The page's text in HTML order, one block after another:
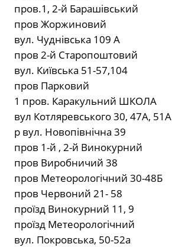
пров.1, 2-й Барашівський
пров Жоржиновий
вул. Чуднівська 109 А
пров 2-й Старопоштовий
вул. Київська 51-57,104
пров Парковий
1 пров. Каракульний ШКОЛА
вул Котляревського 30, 47А, 51А
р вул. Новопівнічна 39
пров 1-й , 2-й Винокурний
пров Виробничий 38
пров Метеорологічний 30-48Б
пров Червоний 21- 58
проїзд Винокурний 11, 9
проїзд Метеорологічний
вул. Покровська, 50-52а